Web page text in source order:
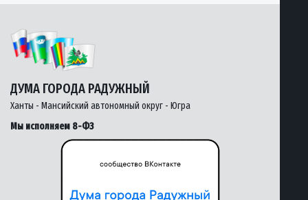
ДУМА ГОРОДА РАДУЖНЫЙ
Ханты - Мансийский автономный округ - Югра
Мы исполняем 8-ФЗ